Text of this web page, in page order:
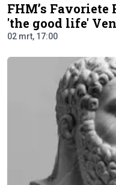
FHM’s Favoriete
'the good life'
02 mrt, 17:00